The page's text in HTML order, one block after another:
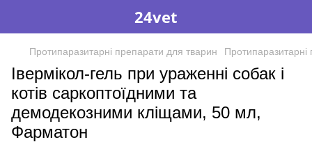
24vet
Протипаразитарні препарати для тварин
Івермікол-гель при ураженні собак і
котів саркоптоїдними та
демодекозними кліщами, 50 мл,
Фарматон